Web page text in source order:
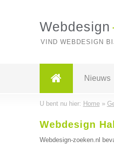
Webdesign
VIND WEBDESIGN
Nieuws
U bent nu hier: Home»
Webdesign Hall
Webdesign-zoeken.nl